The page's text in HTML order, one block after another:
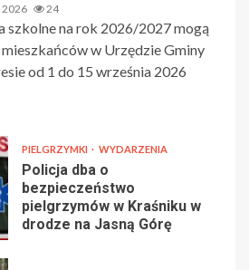
2026 24
szkolne na rok 2026/2027 mogą
mieszkańców w Urzędzie Gminy
od 1 do 15 września 2026
PIELGRZYMKI WYDARZENIA
Policja dba o
bezpieczeństwo
pielgrzymów w Kraśniku w
drodze na Jasną Górę